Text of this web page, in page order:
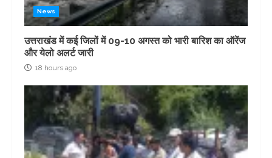
News
उत्तराखंड में कई जिलों में 09-10 अगस्त को भारी बारिश का ऑरेंज
और येलो अलर्ट जारी
18 hours ago